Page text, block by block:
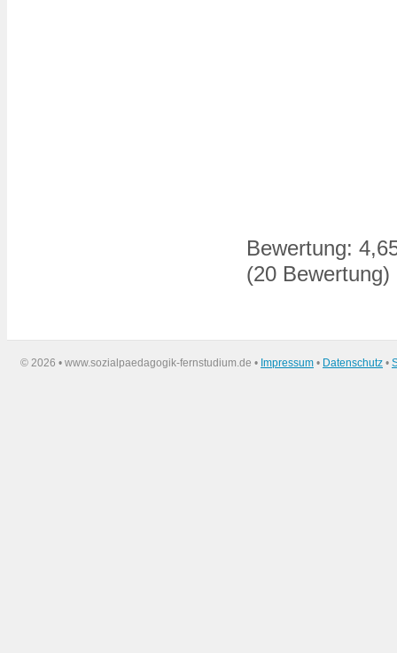
Bewertung:
(20 Bewertung)
© 2026 • www.sozialpaedagogik-fernstudium.de • Impressum • Datenschutz •